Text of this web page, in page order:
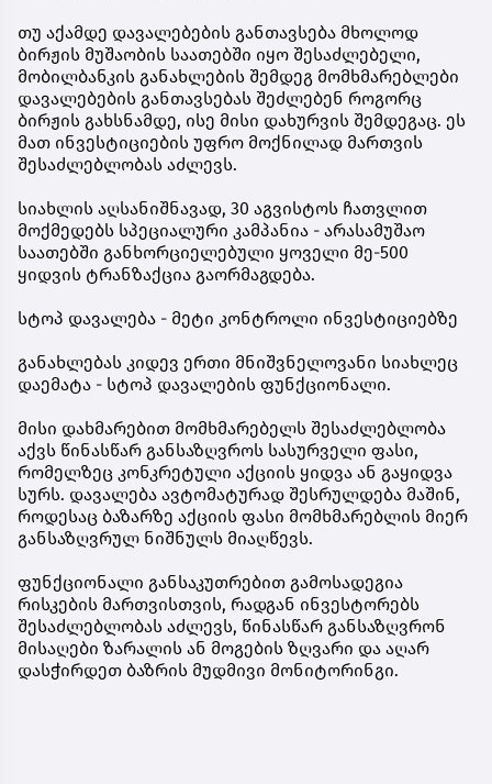
თუ აქამდე დავალებების განთავსება მხოლოდ
ბირჟის მუშაობის საათებში იყო შესაძლებელი,
მობილბანკის განახლების შემდეგ მომხმარებლები
დავალებების განთავსებას შეძლებენ როგორც
ბირჟის გახსნამდე, ისე მისი დახურვის შემდეგაც. ეს
მათ ინვესტიციების უფრო მოქნილად მართვის
შესაძლებლობას აძლევს.
სიახლის აღსანიშნავად, 30 აგვისტოს ჩათვლით
მოქმედებს სპეციალური კამპანია - არასამუშაო
საათებში განხორციელებული ყოველი მე-500
ყიდვის ტრანზაქცია გაორმაგდება.
სტოპ დავალება - მეტი კონტროლი ინვესტიციებზე
განახლებას კიდევ ერთი მნიშვნელოვანი სიახლეც
დაემატა - სტოპ დავალების ფუნქციონალი.
მისი დახმარებით მომხმარებელს შესაძლებლობა
აქვს წინასწარ განსაზღვროს სასურველი ფასი,
რომელზეც კონკრეტული აქციის ყიდვა ან გაყიდვა
სურს. დავალება ავტომატურად შესრულდება მაშინ,
როდესაც ბაზარზე აქციის ფასი მომხმარებლის მიერ
განსაზღვრულ ნიშნულს მიაღწევს.
ფუნქციონალი განსაკუთრებით გამოსადეგია
რისკების მართვისთვის, რადგან ინვესტორებს
შესაძლებლობას აძლევს, წინასწარ განსაზღვრონ
მისაღები ზარალის ან მოგების ზღვარი და აღარ
დასჭირდეთ ბაზრის მუდმივი მონიტორინგი.